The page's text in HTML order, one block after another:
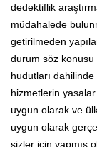
dedektiflik
müdahalede
getirilmeden
durum söz
hudutları
hizmetlerin
uygun olarak ve
uygun olarak
sizler için yapmış